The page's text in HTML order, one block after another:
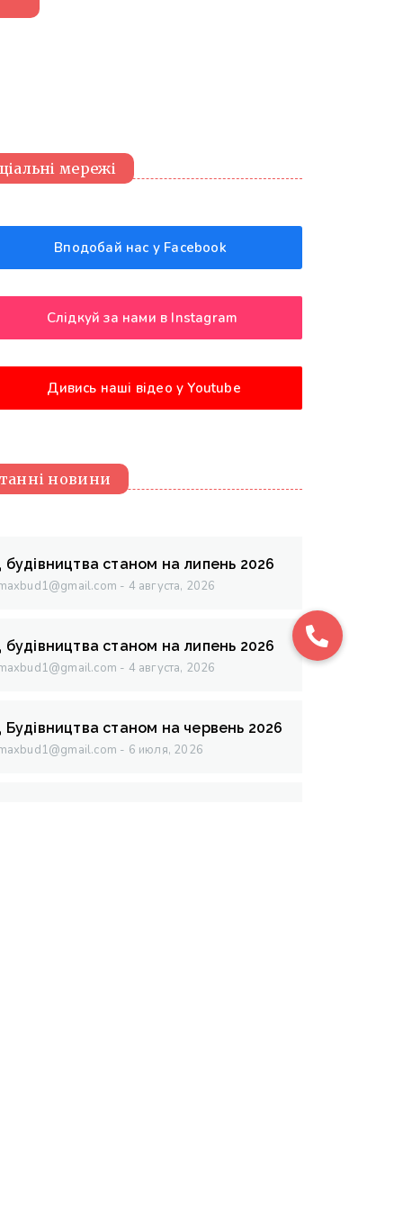
мережі
Вподобай нас у Facebook
Слідкуй за нами в Instagram
Дивись наші відео у Youtube
новини
будівництва станом на липень 2026
4 августа, 2026
будівництва станом на липень 2026
4 августа, 2026
Будівництва станом на червень 2026
6 июля, 2026